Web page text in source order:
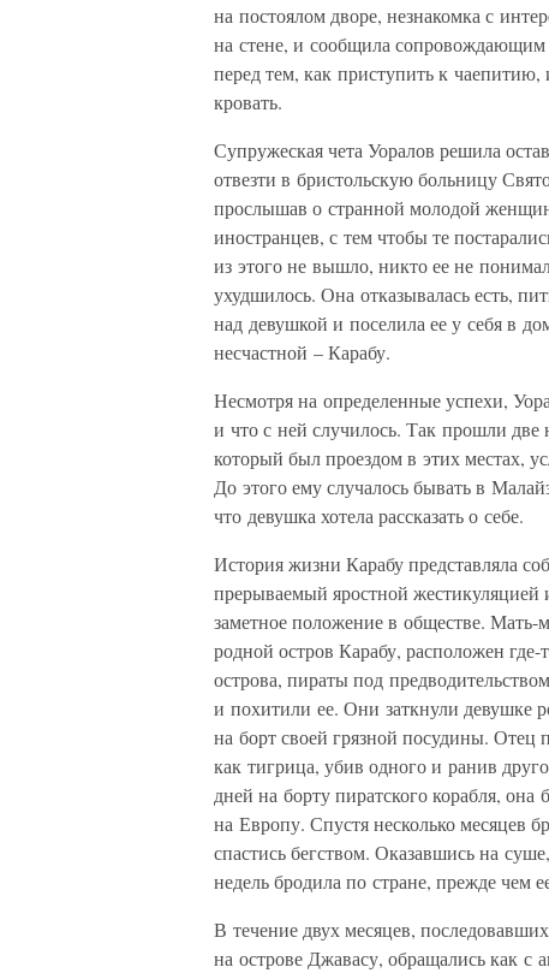
на постоялом дворе, незнакомка с
на стене, и сообщила сопровождающим
перед тем, как приступить к
кровать.
Супружеская чета Уоралов решила
отвезти в бристольскую больницу
прослышав о странной молодой
иностранцев, с тем чтобы те
из этого не вышло, никто ее не
ухудшилось. Она отказывалась есть,
над девушкой и поселила ее у себя в
несчастной – Карабу.
Несмотря на определенные успехи,
и что с ней случилось. Так прошли
который был проездом в этих местах,
До этого ему случалось бывать в
что девушка хотела рассказать о себе.
История жизни Карабу представляла
прерываемый яростной
заметное положение в обществе.
родной остров Карабу, расположен
острова, пираты под
и похитили ее. Они заткнули девушке
на борт своей грязной посудины. Отец
как тигрица, убив одного и ранив
дней на борту пиратского корабля,
на Европу. Спустя несколько месяцев
спастись бегством. Оказавшись на
недель бродила по стране, прежде чем
В течение двух месяцев,
на острове Джавасу, обращались как с